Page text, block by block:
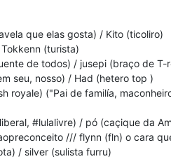
que elas gosta) / Kito (ticoliro)
(turista)
de todos) / jusepi (braço de T-
seu, nosso) / Had (hetero top )
royale) ("Pai de familía,
#lulalivre) / pó (caçique da
/// flynn (fln) o cara
/ silver (sulista furru)